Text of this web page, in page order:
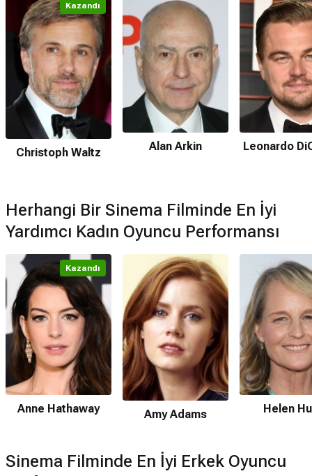
Kazandı
Christoph Waltz Alan Arkin Leonardo
Herhangi Bir Sinema Filminde En İyi
Yardımcı Kadın Oyuncu Performansı
Kazandı
Anne Hathaway Amy Adams Helen
Sinema Filminde En İyi Erkek Oyuncu